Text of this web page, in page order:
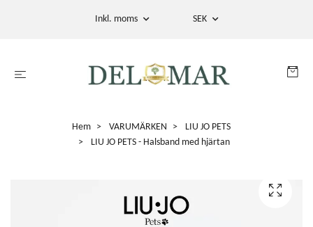
Inkl. moms SEK
Hem VARUMÄRKEN
LIU JO PETS
LIU JO PETS - Halsband med hjärtan